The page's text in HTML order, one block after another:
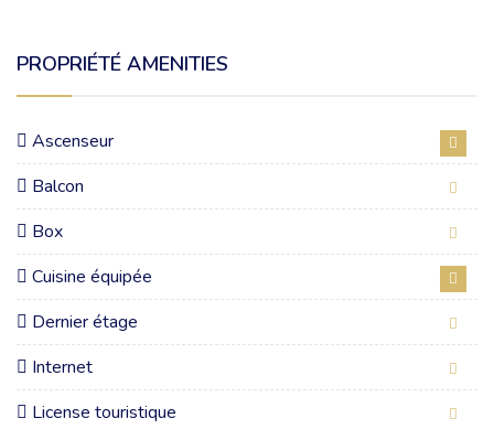
PROPRIÉTÉ AMENITIES
Ascenseur
Balcon
Box
Cuisine équipée
Dernier étage
Internet
License touristique